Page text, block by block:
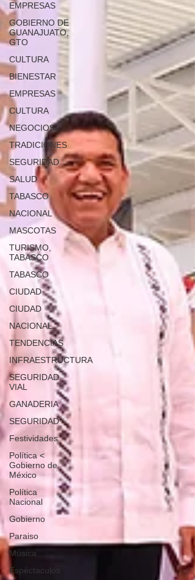
EMPRESAS
GOBIERNO DE
GUANAJUATO,
GTO
CULTURA
BIENESTAR
EMPRESAS
CULTURA
NEGOCIOS
TRADICIONES
SEGURIDAD
SALUD
TABASCO
NACIONAL
MASCOTAS
TURISMO,
TABASCO
TABASCO
CIUDAD
CIUDAD
NACIONAL
TENDENCIAS
INFRAESTRUCTURA
SEGURIDAD
VIAL
GANADERIA
SEGURIDAD
Festividades
Política <
Gobierno de
México
Política
Nacional
Gobierno
Paraiso
Música
Espéctaculos